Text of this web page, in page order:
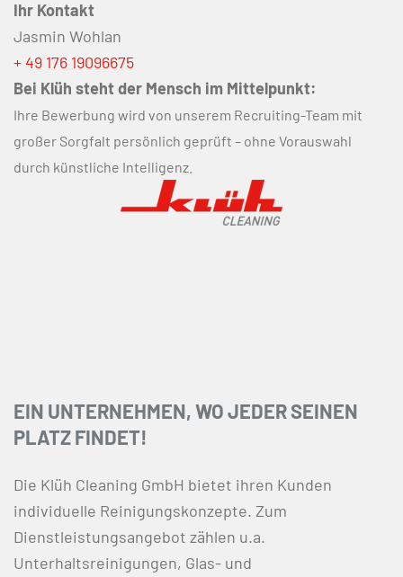
Ihr Kontakt
Jasmin Wohlan
+ 49 176 19096675
Bei Klüh steht der Mensch im Mittelpunkt:
Ihre Bewerbung wird von unserem Recruiting-Team mit
großer Sorgfalt persönlich geprüft – ohne Vorauswahl
durch künstliche Intelligenz.
EIN UNTERNEHMEN, WO JEDER SEINEN
PLATZ FINDET!
Die Klüh Cleaning GmbH bietet ihren Kunden
individuelle Reinigungskonzepte. Zum
Dienstleistungsangebot zählen u.a.
Unterhaltsreinigungen, Glas- und